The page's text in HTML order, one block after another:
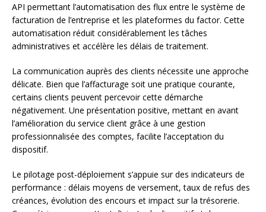
API permettant l’automatisation des flux entre le système de
facturation de l’entreprise et les plateformes du factor. Cette
automatisation réduit considérablement les tâches
administratives et accélère les délais de traitement.
La communication auprès des clients nécessite une approche
délicate. Bien que l’affacturage soit une pratique courante,
certains clients peuvent percevoir cette démarche
négativement. Une présentation positive, mettant en avant
l’amélioration du service client grâce à une gestion
professionnalisée des comptes, facilite l’acceptation du
dispositif.
Le pilotage post-déploiement s’appuie sur des indicateurs de
performance : délais moyens de versement, taux de refus des
créances, évolution des encours et impact sur la trésorerie.